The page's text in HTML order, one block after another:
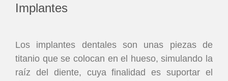
Implantes
Los implantes dentales son unas piezas de
titanio que se colocan en el hueso, simulando la
raíz del diente, cuya finalidad es suportar el